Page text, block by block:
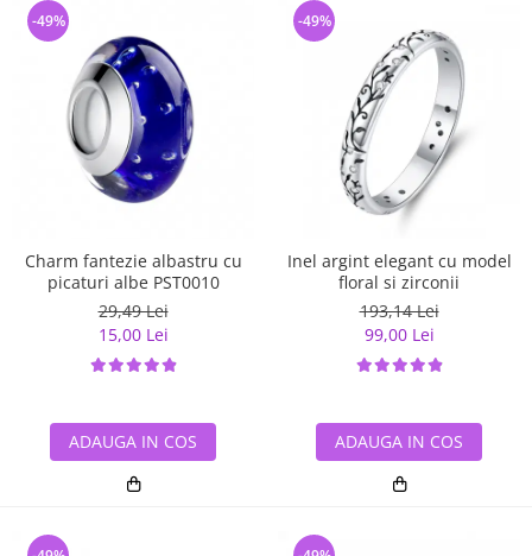
Charm fantezie albastru cu
picaturi albe PST0010
29,49 Lei
15,00 Lei
-49%
ADAUGA IN COS
Inel argint elegant cu model
floral si zirconii
193,14 Lei
99,00 Lei
-49%
ADAUGA IN COS